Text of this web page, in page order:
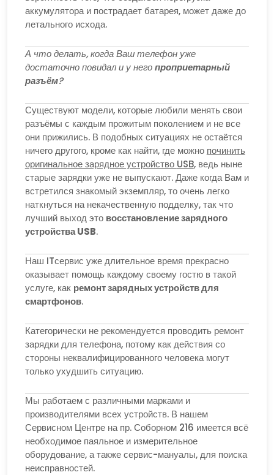
аккумулятора и пострадает батарея, может даже до
летального исхода.
А что делать, когда Ваш телефон уже
достаточно повидал и у негопроприетарный
разъём?
Существуют модели, которые любили менять свои
разъёмы с каждым прожитым поколением и не все
они прижились. В подобных ситуациях не остаётся
ничего другого, кроме как найти, где можно починить
оригинальное зарядное устройство USB, ведь ныне
старые зарядки уже не выпускают. Даже когда Вам и
встретился знакомый экземпляр, то очень легко
наткнуться на некачественную подделку, так что
лучший выход это восстановление зарядного
устройстваUSB.
Наш ITсервис уже длительное время прекрасно
оказывает помощь каждому своему гостю в такой
услуге, как ремонт зарядных устройств для
смартфонов.
Категорически не рекомендуется проводить ремонт
зарядки для телефона, потому как действия со
стороны неквалифицированного человека могут
только ухудшить ситуацию.
Мы работаем с различными марками и
производителями всех устройств. В нашем
Сервисном Центре на пр. Соборном 216 имеется всё
необходимое паяльное и измерительное
оборудование, а также сервис-мануалы, для поиска
неисправностей.